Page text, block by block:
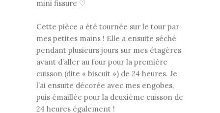
mini fissure ♡
Cette pièce a été tournée sur le tour par
mes petites mains ! Elle a ensuite séché
pendant plusieurs jours sur mes étagères
avant d’aller au four pour la première
cuisson (dite « biscuit ») de 24 heures. Je
l’ai ensuite décorée avec mes engobes,
puis émaillée pour la deuxième cuisson de
24 heures également !